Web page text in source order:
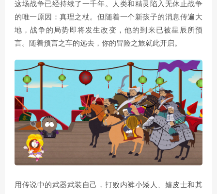
这场战争已经持续了一千年。人类和精灵陷入无休止战争
的唯一原因：真理之杖。但随着一个新孩子的消息传遍大
地，战争的局势即将发生改变，他的到来已被星辰所预
言。随着预言之车的远去，你的冒险之旅就此开启。
用传说中的武器武装自己，打败内裤小矮人、嬉皮士和其